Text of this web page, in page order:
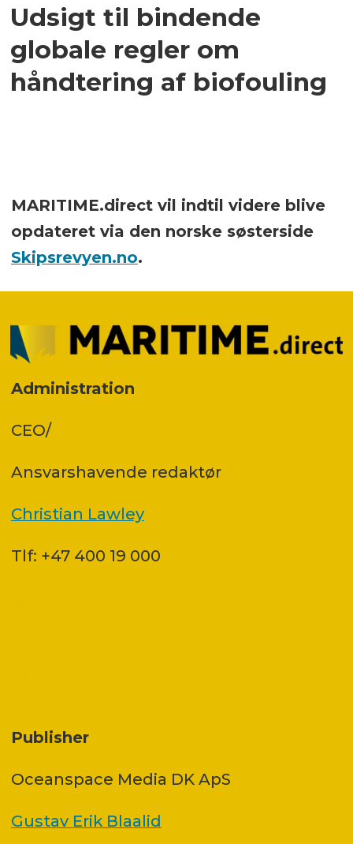
Udsigt til bindende
globale regler om
håndtering af biofouling
MARITIME.direct vil indtil videre blive
opdateret via den norske søsterside
Skipsrevyen.no.
Administration
CEO/
Ansvars­havende redaktør
Christian Lawley
Tlf: +47 400 19 000
Publisher
Oceanspace Media DK ApS
Gustav Erik Blaalid